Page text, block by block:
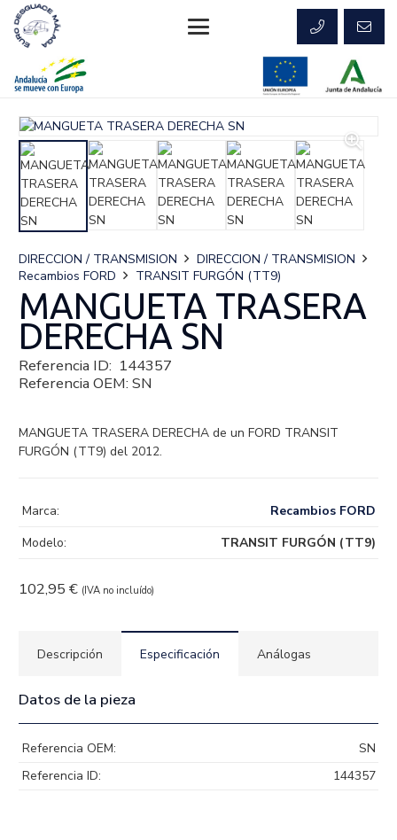
DIRECCION / TRANSMISION
DIRECCION / TRANSMISION
Recambios FORD
TRANSIT FURGÓN (TT9)
MANGUETA TRASERA
DERECHA SN
Referencia ID: 144357
Referencia OEM: SN
MANGUETA TRASERA DERECHA de un FORD TRANSIT
FURGÓN (TT9) del 2012.
102,95 € (IVA no incluído)
Marca:
Recambios FORD
Modelo:
TRANSIT FURGÓN (TT9)
Descripción Especificación Análogas
Datos de la pieza
Referencia OEM:
SN
Referencia ID:
144357